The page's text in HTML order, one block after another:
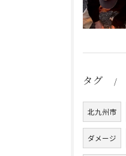
タグ
北九州市
ダメージ